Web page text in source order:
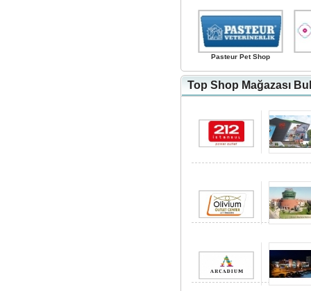
Pasteur Pet Shop
Top Shop Mağazası